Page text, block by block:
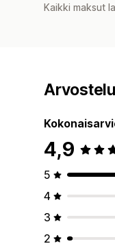
Kaikki maksut
4,9
5
4
3
2